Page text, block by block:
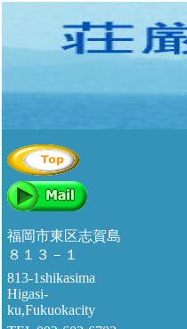
福岡市東区志賀島
８１３－１
813-1shikasima
Higasi-
ku,Fukuokacity